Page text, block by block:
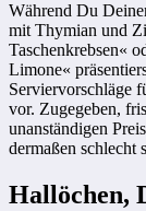
Während Du
mit Thymian und
Taschenkrebsen«
Limone«
Serviervorschläge
vor. Zugegeben,
unanständigen
dermaßen schlecht
Hallöchen,